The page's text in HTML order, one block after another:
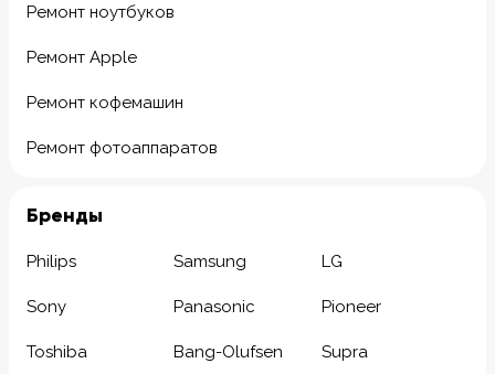
Ремонт ноутбуков
Ремонт Apple
Ремонт кофемашин
Ремонт фотоаппаратов
Бренды
Philips Samsung LG
Sony Panasonic Pioneer
Toshiba Bang-Olufsen Supra